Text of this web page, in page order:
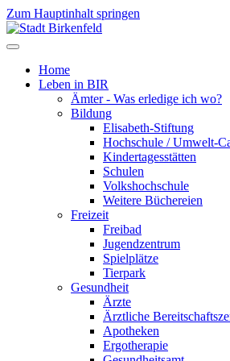
Zum Hauptinhalt springen
Home
Leben in BIR
Ämter - Was erledige ich wo?
Bildung
Elisabeth-Stiftung
Hochschule / Umwelt-
Kindertagesstätten
Schulen
Volkshochschule
Weitere Büchereien
Freizeit
Freibad
Jugendzentrum
Spielplätze
Tierpark
Gesundheit
Ärzte
Ärztliche
Apotheken
Ergotherapie